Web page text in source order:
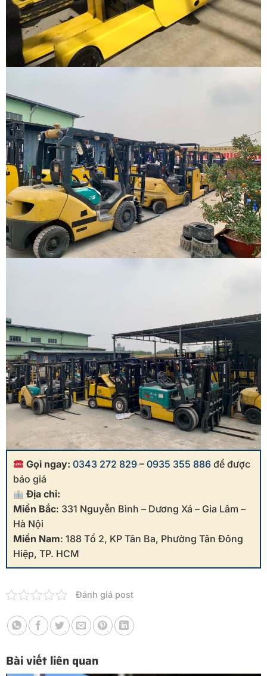
Gọi ngay: 0343 272 829 –0935 355 886 để được
báo giá
Địa chỉ:
Miền Bắc: 331 Nguyễn Bình – Dương Xá – Gia Lâm –
Hà Nội
Miền Nam: 188 Tổ 2, KP Tân Ba, Phường Tân Đông
Hiệp, TP. HCM
Đánh giá post
Bài viết liên quan